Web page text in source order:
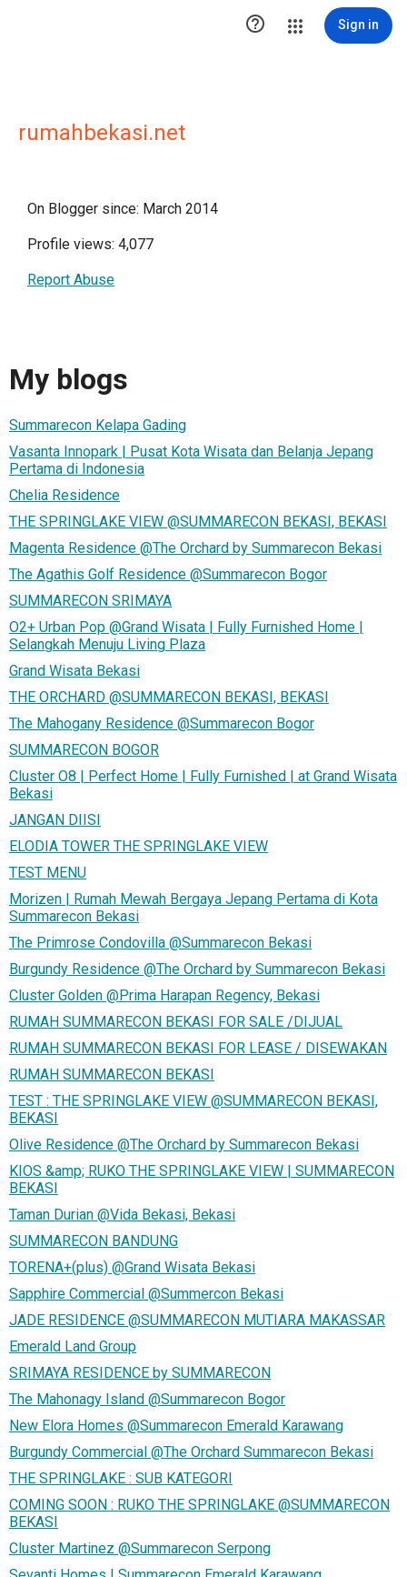
 Sign in
rumahbekasi.net
On Blogger since: March 2014
Profile views: 4,077
Report Abuse
My blogs
Summarecon Kelapa Gading
Vasanta Innopark | Pusat Kota Wisata dan Belanja Jepang
Pertama di Indonesia
Chelia Residence
THE SPRINGLAKE VIEW @SUMMARECON BEKASI, BEKASI
Magenta Residence @The Orchard by Summarecon Bekasi
The Agathis Golf Residence @Summarecon Bogor
SUMMARECON SRIMAYA
O2+ Urban Pop @Grand Wisata | Fully Furnished Home |
Selangkah Menuju Living Plaza
Grand Wisata Bekasi
THE ORCHARD @SUMMARECON BEKASI, BEKASI
The Mahogany Residence @Summarecon Bogor
SUMMARECON BOGOR
Cluster O8 | Perfect Home | Fully Furnished | at Grand Wisata
Bekasi
JANGAN DIISI
ELODIA TOWER THE SPRINGLAKE VIEW
TEST MENU
Morizen | Rumah Mewah Bergaya Jepang Pertama di Kota
Summarecon Bekasi
The Primrose Condovilla @Summarecon Bekasi
Burgundy Residence @The Orchard by Summarecon Bekasi
Cluster Golden @Prima Harapan Regency, Bekasi
RUMAH SUMMARECON BEKASI FOR SALE /DIJUAL
RUMAH SUMMARECON BEKASI FOR LEASE / DISEWAKAN
RUMAH SUMMARECON BEKASI
TEST : THE SPRINGLAKE VIEW @SUMMARECON BEKASI,
BEKASI
Olive Residence @The Orchard by Summarecon Bekasi
KIOS &amp; RUKO THE SPRINGLAKE VIEW | SUMMARECON
BEKASI
Taman Durian @Vida Bekasi, Bekasi
SUMMARECON BANDUNG
TORENA+(plus) @Grand Wisata Bekasi
Sapphire Commercial @Summercon Bekasi
JADE RESIDENCE @SUMMARECON MUTIARA MAKASSAR
Emerald Land Group
SRIMAYA RESIDENCE by SUMMARECON
The Mahonagy Island @Summarecon Bogor
New Elora Homes @Summarecon Emerald Karawang
Burgundy Commercial @The Orchard Summarecon Bekasi
THE SPRINGLAKE : SUB KATEGORI
COMING SOON : RUKO THE SPRINGLAKE @SUMMARECON
BEKASI
Cluster Martinez @Summarecon Serpong